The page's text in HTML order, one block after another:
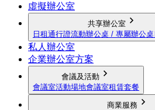
虛擬辦公室
共享辦公室
日租通行證流動辦公桌 / 專屬辦公桌
私人辦公室
企業辦公室方案
會議及活動
會議室活動場地會議室租賃套餐
商業服務